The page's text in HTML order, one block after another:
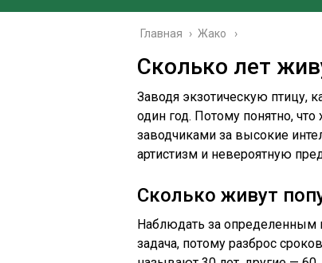
Главная › Жако
Сколько лет
Заводя экзотическую птицу,
один год. Потому понятно,
заводчиками за высокие
артистизм и невероятную
Сколько живут
Наблюдать за определенным
задача, потому разброс